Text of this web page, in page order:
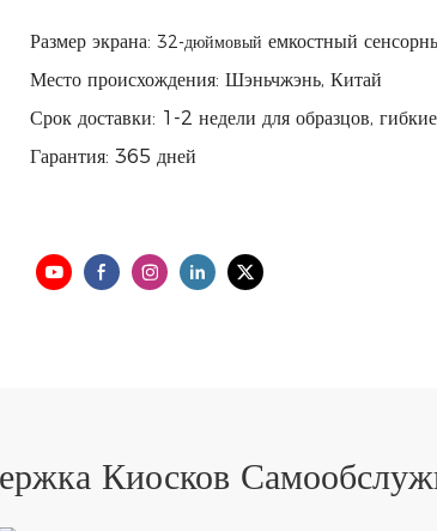
Размер экрана: 32-дюймовый емкостный
Место происхождения: Шэньчжэнь, Китай
Срок доставки: 1-2 недели для образцов,
Гарантия: 365 дней
Киосков